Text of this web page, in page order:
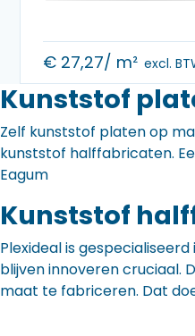
€27,27/ m² excl.
Kunststof
Zelf kunststof platen op
kunststof halffabricaten.
Eagum
Kunststof
Plexideal is
blijven innoveren cruciaal.
maat te fabriceren. Dat